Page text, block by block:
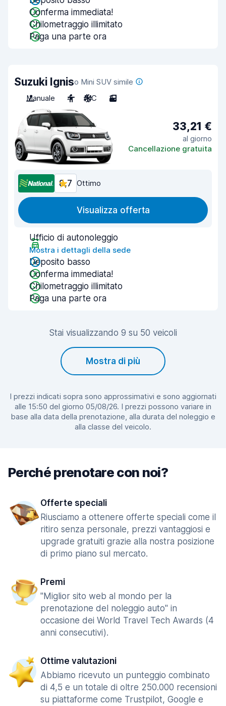
Conferma immediata!
Chilometraggio illimitato
Paga una parte ora
Suzuki Igniso Mini SUV simile
Manuale
4 A/C 3
33,21 €
al giorno
Cancellazione gratuita
8,7 Ottimo
Visualizza offerta
Ufficio di autonoleggio
Mostra i dettagli della sede
Deposito basso
Conferma immediata!
Chilometraggio illimitato
Paga una parte ora
Stai visualizzando 9 su 50 veicoli
Mostra di più
I prezzi indicati sopra sono approssimativi e sono aggiornati
alle 15:50 del giorno 05/08/26. I prezzi possono variare in
base alla data della prenotazione, alla durata del noleggio e
alla classe del veicolo.
Perché prenotare con noi?
Offerte speciali
Riusciamo a ottenere offerte speciali come il
ritiro senza personale, prezzi vantaggiosi e
upgrade gratuiti grazie alla nostra posizione
di primo piano sul mercato.
Premi
"Miglior sito web al mondo per la
prenotazione del noleggio auto" in
occasione dei World Travel Tech Awards (4
anni consecutivi).
Ottime valutazioni
Abbiamo ricevuto un punteggio combinato
di 4,5 e un totale di oltre 250.000 recensioni
su piattaforme come Trustpilot, Google e